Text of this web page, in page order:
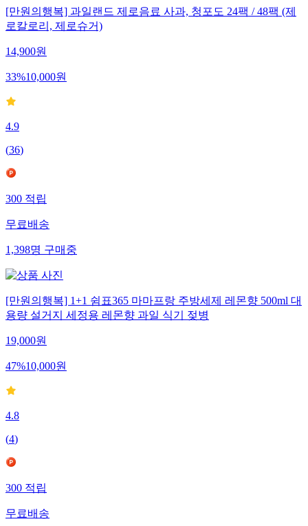
[만원의행복] 과일랜드 제로음료 사과, 청포도 24팩 / 48팩 (제
로칼로리, 제로슈거)
14,900원
33%10,000원
4.9
(36)
300 적립
무료배송
1,398명 구매중
[만원의행복] 1+1 쉼표365 마마프랑 주방세제 레몬향 500ml 대
용량 설거지 세정용 레몬향 과일 식기 젖병
19,000원
47%10,000원
4.8
(4)
300 적립
무료배송